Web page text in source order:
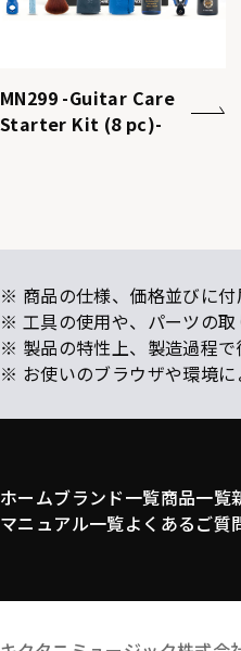
MN299 -Guitar Care
Starter Kit (8 pc)-
※ 商品の仕様、価格並びに付
※ 工具の使用や、パーツの取
※ 製品の特性上、製造過程で
※ お使いのブラウザや環境に
ホームブランド一覧商品一覧
マニュアル一覧よくあるご質